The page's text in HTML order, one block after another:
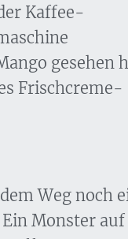
Kaffee-
gesehen
Frischcreme-
Weg noch
Monster auf